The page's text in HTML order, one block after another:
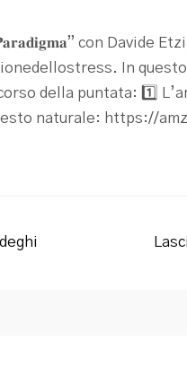
con Davide
In
della puntata: 1️⃣
naturale: https://